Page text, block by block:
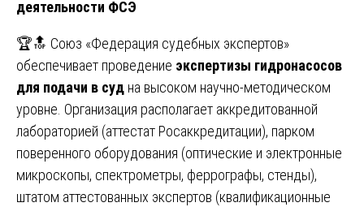
деятельности ФСЭ
🏆🔝 Союз «Федерация судебных экспертов»
обеспечивает проведение экспертизы гидронасосов
для подачи в суд на высоком научно-методическом
уровне. Организация располагает аккредитованной
лабораторией (аттестат Росаккредитации), парком
поверенного оборудования (оптические и электронные
микроскопы, спектрометры, феррографы, стенды),
штатом аттестованных экспертов (квалификационные